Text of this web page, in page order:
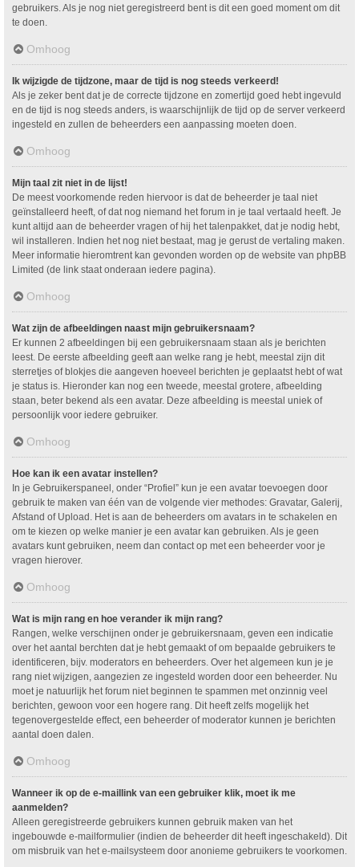
gebruikers. Als je nog niet geregistreerd bent is dit een goed moment om dit
te doen.
Omhoog
Ik wijzigde de tijdzone, maar de tijd is nog steeds verkeerd!
Als je zeker bent dat je de correcte tijdzone en zomertijd goed hebt ingevuld
en de tijd is nog steeds anders, is waarschijnlijk de tijd op de server verkeerd
ingesteld en zullen de beheerders een aanpassing moeten doen.
Omhoog
Mijn taal zit niet in de lijst!
De meest voorkomende reden hiervoor is dat de beheerder je taal niet
geïnstalleerd heeft, of dat nog niemand het forum in je taal vertaald heeft. Je
kunt altijd aan de beheerder vragen of hij het talenpakket, dat je nodig hebt,
wil installeren. Indien het nog niet bestaat, mag je gerust de vertaling maken.
Meer informatie hieromtrent kan gevonden worden op de website van phpBB
Limited (de link staat onderaan iedere pagina).
Omhoog
Wat zijn de afbeeldingen naast mijn gebruikersnaam?
Er kunnen 2 afbeeldingen bij een gebruikersnaam staan als je berichten
leest. De eerste afbeelding geeft aan welke rang je hebt, meestal zijn dit
sterretjes of blokjes die aangeven hoeveel berichten je geplaatst hebt of wat
je status is. Hieronder kan nog een tweede, meestal grotere, afbeelding
staan, beter bekend als een avatar. Deze afbeelding is meestal uniek of
persoonlijk voor iedere gebruiker.
Omhoog
Hoe kan ik een avatar instellen?
In je Gebruikerspaneel, onder “Profiel” kun je een avatar toevoegen door
gebruik te maken van één van de volgende vier methodes: Gravatar, Galerij,
Afstand of Upload. Het is aan de beheerders om avatars in te schakelen en
om te kiezen op welke manier je een avatar kan gebruiken. Als je geen
avatars kunt gebruiken, neem dan contact op met een beheerder voor je
vragen hierover.
Omhoog
Wat is mijn rang en hoe verander ik mijn rang?
Rangen, welke verschijnen onder je gebruikersnaam, geven een indicatie
over het aantal berchten dat je hebt gemaakt of om bepaalde gebruikers te
identificeren, bijv. moderators en beheerders. Over het algemeen kun je je
rang niet wijzigen, aangezien ze ingesteld worden door een beheerder. Nu
moet je natuurlijk het forum niet beginnen te spammen met onzinnig veel
berichten, gewoon voor een hogere rang. Dit heeft zelfs mogelijk het
tegenovergestelde effect, een beheerder of moderator kunnen je berichten
aantal doen dalen.
Omhoog
Wanneer ik op de e-maillink van een gebruiker klik, moet ik me
aanmelden?
Alleen geregistreerde gebruikers kunnen gebruik maken van het
ingebouwde e-mailformulier (indien de beheerder dit heeft ingeschakeld). Dit
om misbruik van het e-mailsysteem door anonieme gebruikers te voorkomen.